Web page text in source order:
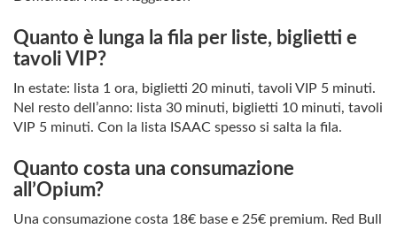
Quanto è lunga la fila per liste, biglietti e
tavoli VIP?
In estate: lista 1 ora, biglietti 20 minuti, tavoli VIP 5 minuti.
Nel resto dell’anno: lista 30 minuti, biglietti 10 minuti, tavoli
VIP 5 minuti. Con la lista ISAAC spesso si salta la fila.
Quanto costa una consumazione
all’Opium?
Una consumazione costa 18€ base e 25€ premium. Red Bull